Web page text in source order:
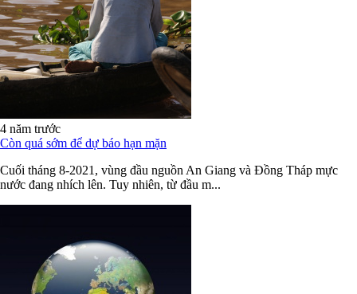
4 năm trước
Còn quá sớm để dự báo hạn mặn
Cuối tháng 8-2021, vùng đầu nguồn An Giang và Đồng Tháp mực
nước đang nhích lên. Tuy nhiên, từ đầu m...